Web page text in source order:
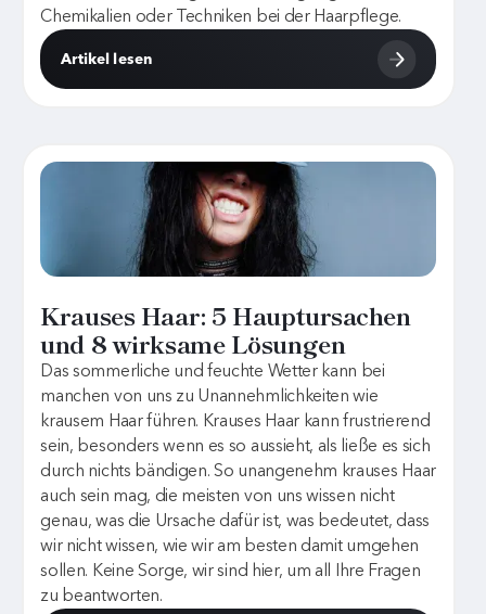
Chemikalien oder Techniken bei der Haarpflege.
Artikel lesen
Krauses Haar: 5 Hauptursachen
und 8 wirksame Lösungen
Das sommerliche und feuchte Wetter kann bei
manchen von uns zu Unannehmlichkeiten wie
krausem Haar führen. Krauses Haar kann frustrierend
sein, besonders wenn es so aussieht, als ließe es sich
durch nichts bändigen. So unangenehm krauses Haar
auch sein mag, die meisten von uns wissen nicht
genau, was die Ursache dafür ist, was bedeutet, dass
wir nicht wissen, wie wir am besten damit umgehen
sollen. Keine Sorge, wir sind hier, um all Ihre Fragen
zu beantworten.